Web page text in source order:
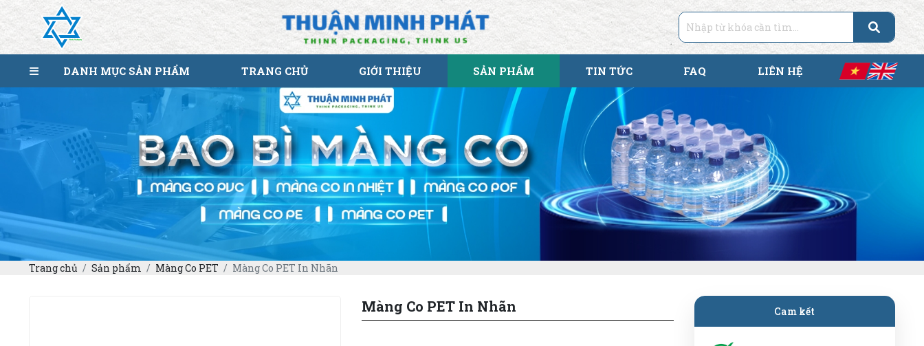
DANH MỤC SẢN PHẨM TRANG CHỦ GIỚI THIỆU SẢN PHẨM TIN TỨC FAQ LIÊN HỆ
Trang chủ Sản phẩm Màng Co PET Màng Co PET In Nhãn
Màng Co PET In Nhãn Cam kết